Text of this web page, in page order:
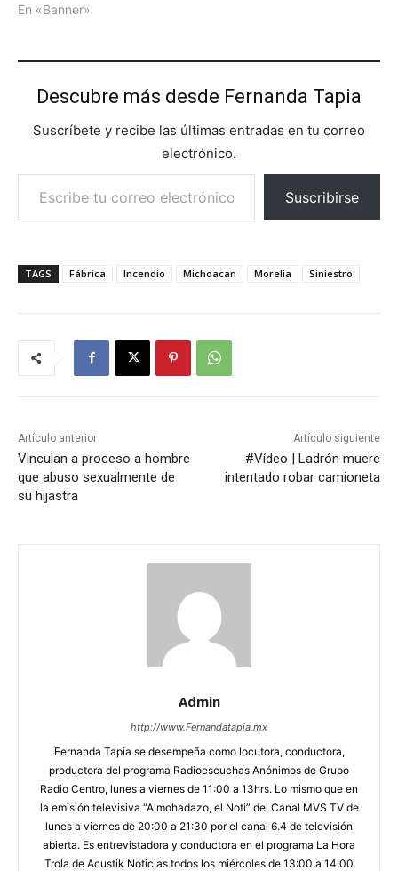
En «Banner»
Descubre más desde Fernanda Tapia
Suscríbete y recibe las últimas entradas en tu correo
electrónico.
Escribe tu correo electrónico…
Suscribirse
TAGS Fábrica Incendio Michoacan Morelia Siniestro
Artículo anterior
Vinculan a proceso a hombre
que abuso sexualmente de
su hijastra
Artículo siguiente
#Vídeo | Ladrón muere
intentado robar camioneta
Admin
http://www.Fernandatapia.mx
Fernanda Tapia se desempeña como locutora, conductora,
productora del programa Radioescuchas Anónimos de Grupo
Radio Centro, lunes a viernes de 11:00 a 13hrs. Lo mismo que en
la emisión televisiva “Almohadazo, el Noti” del Canal MVS TV de
lunes a viernes de 20:00 a 21:30 por el canal 6.4 de televisión
abierta. Es entrevistadora y conductora en el programa La Hora
Trola de Acustik Noticias todos los miércoles de 13:00 a 14:00